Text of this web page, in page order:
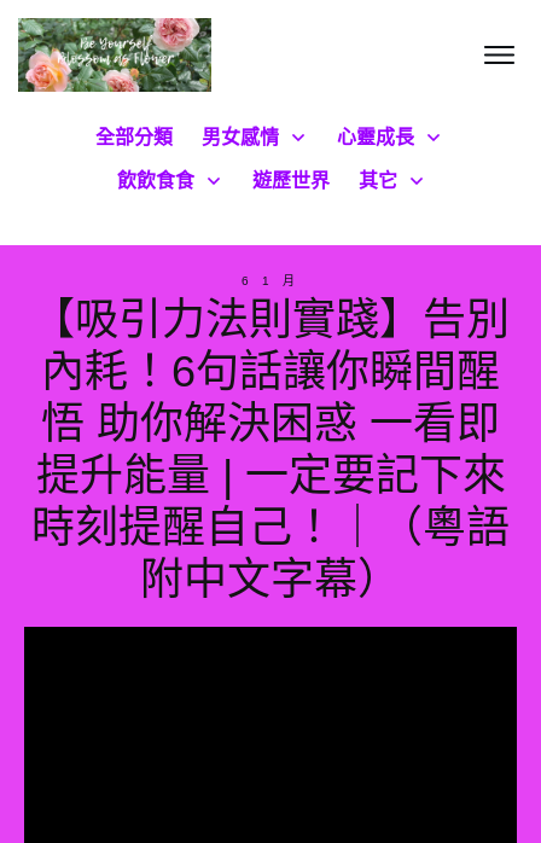
全部分類 男女感情 心靈成長
飲飲食食 遊歷世界 其它
6 1 月
【吸引力法則實踐】告別
內耗！6句話讓你瞬間醒
悟 助你解決困惑 一看即
提升能量 | 一定要記下來
時刻提醒自己！｜（粵語
附中文字幕）